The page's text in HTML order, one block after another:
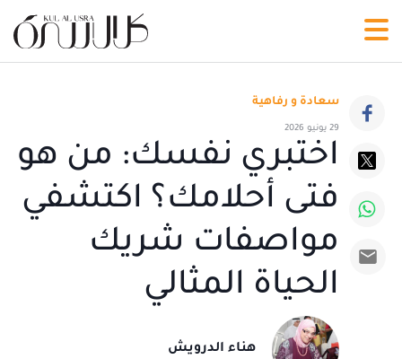
سعادة و رفاهية
29 يونيو 2026
اختبري نفسك: من هو
فتى أحلامك؟ اكتشفي
مواصفات شريك
الحياة المثالي
هناء الدرويش